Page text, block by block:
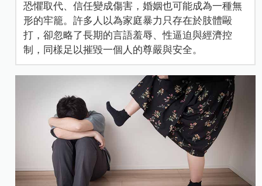
恐懼取代、信任變成傷害，婚姻也可能成為一種無
形的牢籠。許多人以為家庭暴力只存在於肢體毆
打，卻忽略了長期的言語羞辱、性逼迫與經濟控
制，同樣足以摧毀一個人的尊嚴與安全。